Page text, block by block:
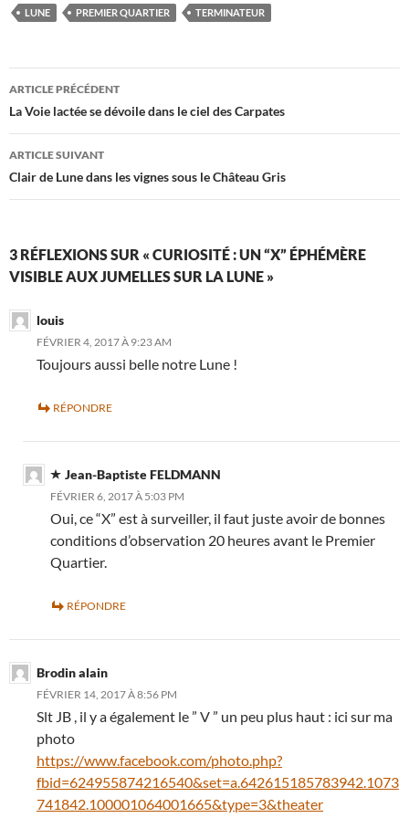
LUNE PREMIER QUARTIER TERMINATEUR
Navigation
des
articles
ARTICLE PRÉCÉDENT
La Voie lactée se dévoile dans le ciel des Carpates
ARTICLE SUIVANT
Clair de Lune dans les vignes sous le Château Gris
3 RÉFLEXIONS SUR « CURIOSITÉ : UN “X” ÉPHÉMÈRE
VISIBLE AUX JUMELLES SUR LA LUNE »
louis
FÉVRIER 4, 2017 À 9:23 AM
Toujours aussi belle notre Lune !
RÉPONDRE
Jean-Baptiste FELDMANN
FÉVRIER 6, 2017 À 5:03 PM
Oui, ce “X” est à surveiller, il faut juste avoir de bonnes
conditions d’observation 20 heures avant le Premier
Quartier.
RÉPONDRE
Brodin alain
FÉVRIER 14, 2017 À 8:56 PM
Slt JB , il y a également le ” V ” un peu plus haut : ici sur ma
photo
https://www.facebook.com/photo.php?
fbid=624955874216540&set=a.642615185783942.1073
741842.100001064001665&type=3&theater